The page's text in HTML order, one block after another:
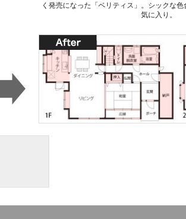
く発売になった「ベリティス」。シックな
気に入り。